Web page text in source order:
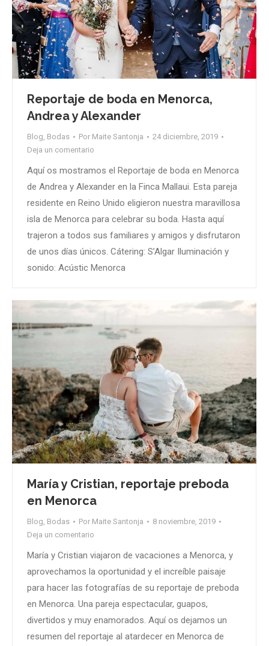
Reportaje de boda en Menorca,
Andrea y Alexander
Blog Bodas Por Maite Santonja
24 diciembre, 2019
Deja un comentario
Aquí os mostramos el Reportaje de boda en Menorca
de Andrea y Alexander en la Finca Mallaui. Esta pareja
residente en Reino Unido eligieron nuestra maravillosa
isla de Menorca para celebrar su boda. Hasta aquí
trajeron a todos sus familiares y amigos y disfrutaron
de unos días únicos. Cátering: S’Algar Iluminación y
sonido: Acústic Menorca
María y Cristian, reportaje preboda
en Menorca
Blog Bodas Por Maite Santonja
8 noviembre, 2019
Deja un comentario
María y Cristian viajaron de vacaciones a Menorca, y
aprovechamos la oportunidad y el increíble paisaje
para hacer las fotografías de su reportaje de preboda
en Menorca. Una pareja espectacular, guapos,
divertidos y muy enamorados. Aquí os dejamos un
resumen del reportaje al atardecer en Menorca de